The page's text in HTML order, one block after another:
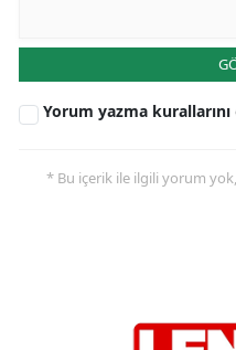
Yorum yazma kurallarını
* Bu içerik ile ilgili yorum